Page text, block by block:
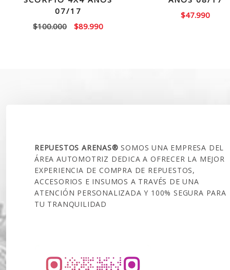
07/17
$100.000
El
$89.990El
$47.990
REPUESTOS ARENAS®SOMOS UNA EMPRESA DEL
ÁREA AUTOMOTRIZ DEDICA A OFRECER LA MEJOR
EXPERIENCIA DE COMPRA DE REPUESTOS,
ACCESORIOS E INSUMOS A TRAVÉS DE UNA
ATENCIÓN PERSONALIZADA Y 100% SEGURA PARA
TU TRANQUILIDAD